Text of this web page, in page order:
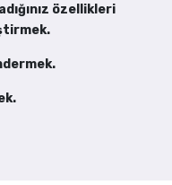
özellikleri